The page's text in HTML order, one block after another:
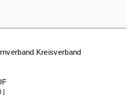
Kreisverband
]